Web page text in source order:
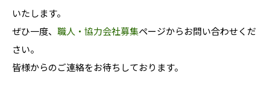
いたします。
ぜひ一度、 職人・協力会社募集ページからお問い合わせくだ
さい。
皆様からのご連絡をお待ちしております。